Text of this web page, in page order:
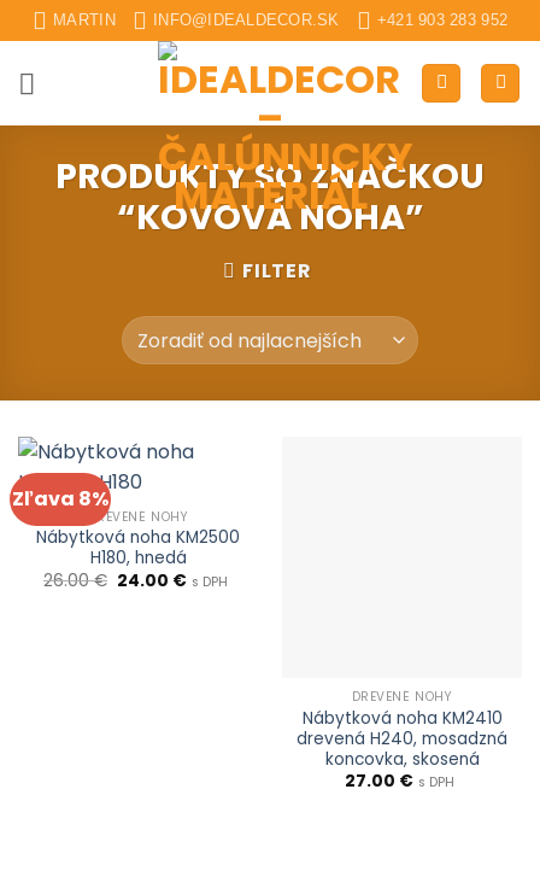
Skip
to
content
MARTIN INFO@IDEALDECOR.SK +421 903 283 952
PRODUKTY SO ZNAČKOU
“KOVOVÁ NOHA”
FILTER
Zľava 8%
DREVENÉ NOHY
Nábytková noha KM2500
H180, hnedá
26.00€ Pôvodná
24.00 €Aktuálna
s DPH
DREVENÉ NOHY
Nábytková noha KM2410
drevená H240, mosadzná
koncovka, skosená
27.00 € s DPH